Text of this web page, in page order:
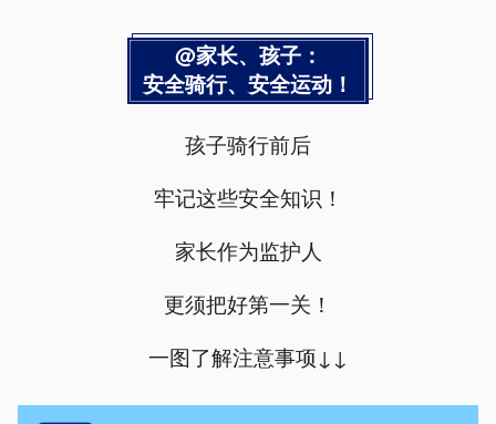
@家长、孩子：
安全骑行、安全运动！
孩子骑行前后
牢记这些安全知识！
家长作为监护人
更须把好第一关！
一图了解注意事项↓↓